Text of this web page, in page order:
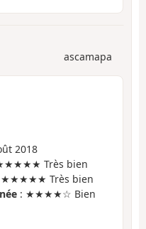
ascamapa
2018
Très bien
★★★★★ Très bien
: ★★★★☆ Bien